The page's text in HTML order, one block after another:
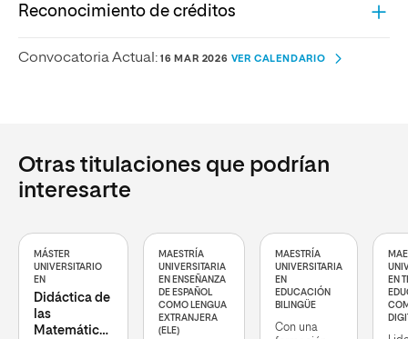
Reconocimiento de créditos
Convocatoria Actual: 16 MAR 2026 VER CALENDARIO
Otras titulaciones que podrían
interesarte
MÁSTER
UNIVERSITARIO
EN
Didáctica de
las
Matemáticas
MAESTRÍA
UNIVERSITARIA
EN ENSEÑANZA
DE ESPAÑOL
COMO LENGUA
EXTRANJERA
(ELE)
MAESTRÍA
UNIVERSITARIA
EN
EDUCACIÓN
BILINGÜE
Con una
EN